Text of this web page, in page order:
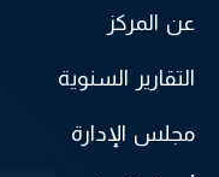
عن المركز
التقارير السنوية
مجلس الإدارة